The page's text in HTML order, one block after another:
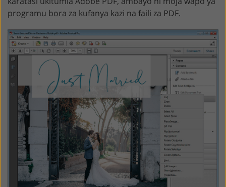
programu bora za kufanya kazi na faili za PDF.